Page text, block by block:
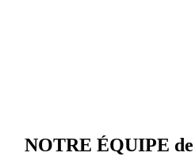
NOTRE ÉQUIPE de